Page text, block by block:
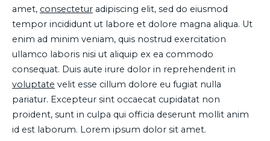
amet, consectetur adipiscing elit, sed do eiusmod
tempor incididunt ut labore et dolore magna aliqua. Ut
enim ad minim veniam, quis nostrud exercitation
ullamco laboris nisi ut aliquip ex ea commodo
consequat. Duis aute irure dolor in reprehenderit in
voluptate velit esse cillum dolore eu fugiat nulla
pariatur. Excepteur sint occaecat cupidatat non
proident, sunt in culpa qui officia deserunt mollit anim
id est laborum. Lorem ipsum dolor sit amet.